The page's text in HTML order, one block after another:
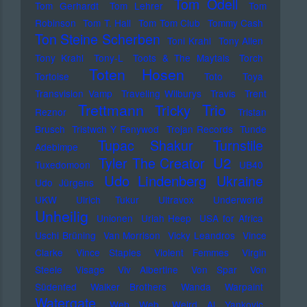
Tom Gerhardt Tom Lehrer Tom Odell
Tom
Robinson Tom T. Hall Tom Tom Club Tommy Cash
Ton Steine Scherben Toni Krahl Tony Allen
Tony Krahl
Tony-L Toots & The Maytals
Torch
Tortoise
Toten Hosen Toto
Toya
Transvision Vamp
Traveling Wilburys Travis
Trent
Reznor
Trettmann Tricky Trio
Tristan
Brusch Tristwch Y Fenywod Trojan Records Tunde
Adebimpe
Tupac Shakur Turnstile
Tuxedomoon Tyler The Creator U2
UB40
Udo Jürgens
Udo Lindenberg Ukraine
UKW Ulrich Tukur Ultravox Underworld
Unheilig Unionen Uriah Heep
USA for Africa
Uschi Brüning Van Morrison Vicky Leandros Vince
Clarke
Vince Staples Violent Femmes
Virgin
Steele
Visage Viv Albertine Von Spar
Von
Südenfed
Walker Brothers Wanda Warpaint